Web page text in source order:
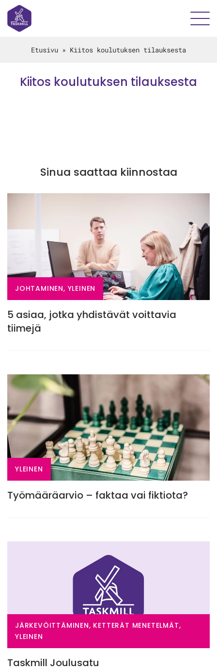
Etusivu » Kiitos koulutuksen tilauksesta
Kiitos koulutuksen tilauksesta
Sinua saattaa kiinnostaa
JOHTAMINEN, YLEINEN
5 asiaa, jotka yhdistävät voittavia
tiimejä
YLEINEN
Työmääräarvio – faktaa vai fiktiota?
JÄRKEVÖITTÄMINEN, KETTERÄT MENETELMÄT,
YLEINEN
Taskmill Joulusatu